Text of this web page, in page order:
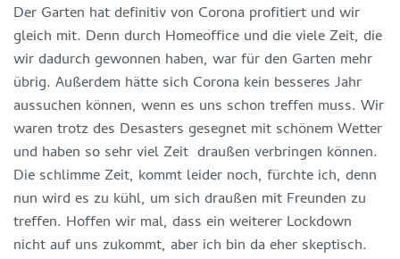
Der Garten hat definitiv von Corona profitiert und wir
gleich mit. Denn durch Homeoffice und die viele Zeit, die
wir dadurch gewonnen haben, war für den Garten mehr
übrig. Außerdem hätte sich Corona kein besseres Jahr
aussuchen können, wenn es uns schon treffen muss. Wir
waren trotz des Desasters gesegnet mit schönem Wetter
und haben so sehr viel Zeit draußen verbringen können.
Die schlimme Zeit, kommt leider noch, fürchte ich, denn
nun wird es zu kühl, um sich draußen mit Freunden zu
treffen. Hoffen wir mal, dass ein weiterer Lockdown
nicht auf uns zukommt, aber ich bin da eher skeptisch.